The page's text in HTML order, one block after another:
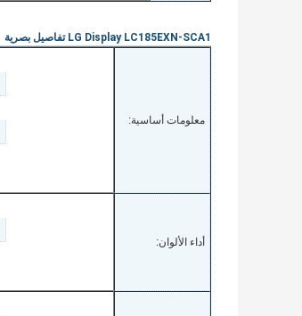
LG Display LC185EXN-SCA1 تفاصيل بصرية
معلومات أساسية:
أداء الألوان: